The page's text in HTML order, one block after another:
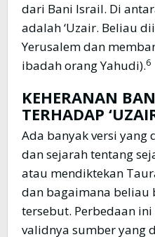
dari Bani Israil. Di
adalah ‘Uzair. Beliau
Yerusalem dan
ibadah orang Yahudi).6
KEHERANAN
TERHADAP
Ada banyak versi
dan sejarah tentang
atau mendiktekan
dan bagaimana beliau
tersebut. Perbedaan
validnya sumber yang